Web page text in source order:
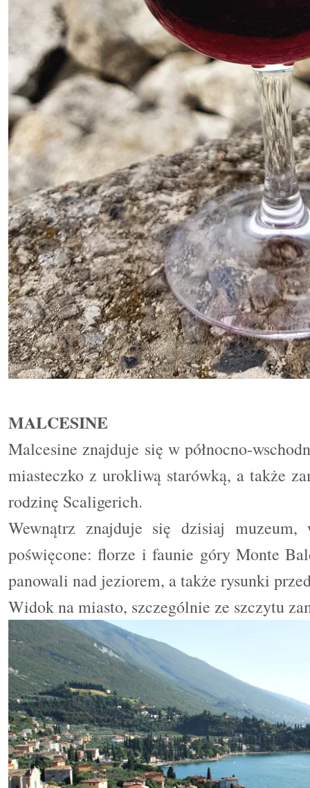
MALCESINE
Malcesine znajduje się w północno-
miasteczko z urokliwą starówką, a także
rodzinę Scaligerich.
Wewnątrz znajduje się dzisiaj
poświęcone: florze i faunie góry Monte
panowali nad jeziorem, a także rysunki
Widok na miasto, szczególnie ze szczytu